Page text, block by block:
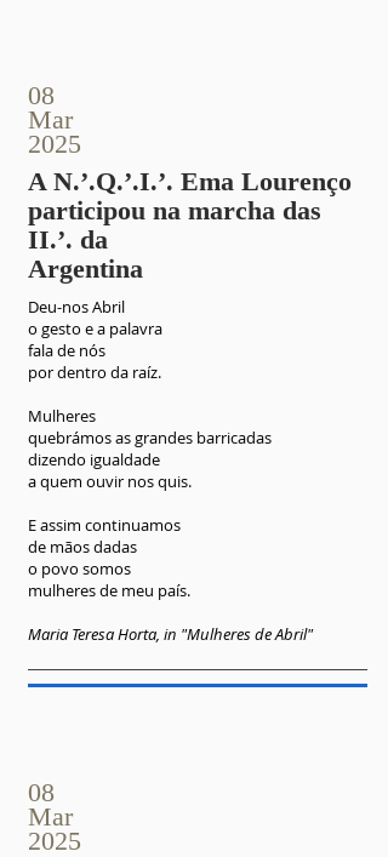
08
Mar
2025
A N.’.Q.’.I.’. Ema Lourenço
participou na marcha das
II.’. da
Argentina
Deu-nos Abril
o gesto e a palavra
fala de nós
por dentro da raíz.
Mulheres
quebrámos as grandes barricadas
dizendo igualdade
a quem ouvir nos quis.
E assim continuamos
de mãos dadas
o povo somos
mulheres de meu país.
Maria Teresa Horta, in "Mulheres de Abril"
08
Mar
2025